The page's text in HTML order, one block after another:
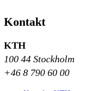
Kontakt
KTH
100 44 Stockholm
+46 8 790 60 00